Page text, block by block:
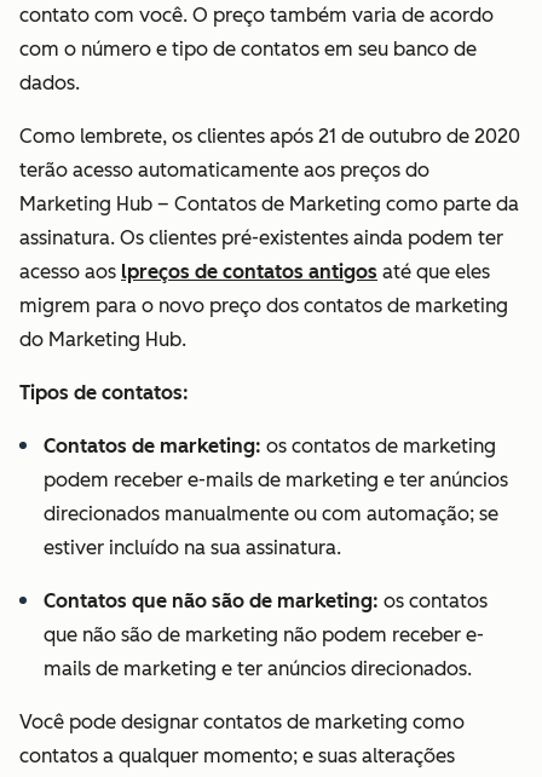
contato com você. O preço também varia de acordo
com o número e tipo de contatos em seu banco de
dados.
Como lembrete, os clientes após 21 de outubro de 2020
terão acesso automaticamente aos preços do
Marketing Hub – Contatos de Marketing como parte da
assinatura. Os clientes pré-existentes ainda podem ter
acesso aos lpreços de contatos antigos até que eles
migrem para o novo preço dos contatos de marketing
do Marketing Hub.
Tipos de contatos:
Contatos de marketing: os contatos de marketing
podem receber e-mails de marketing e ter anúncios
direcionados manualmente ou com automação; se
estiver incluído na sua assinatura.
Contatos que não são de marketing: os contatos
que não são de marketing não podem receber e-
mails de marketing e ter anúncios direcionados.
Você pode designar contatos de marketing como
contatos a qualquer momento; e suas alterações